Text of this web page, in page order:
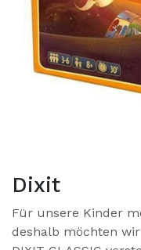
Dixit
Für unsere Kinder
deshalb möchten